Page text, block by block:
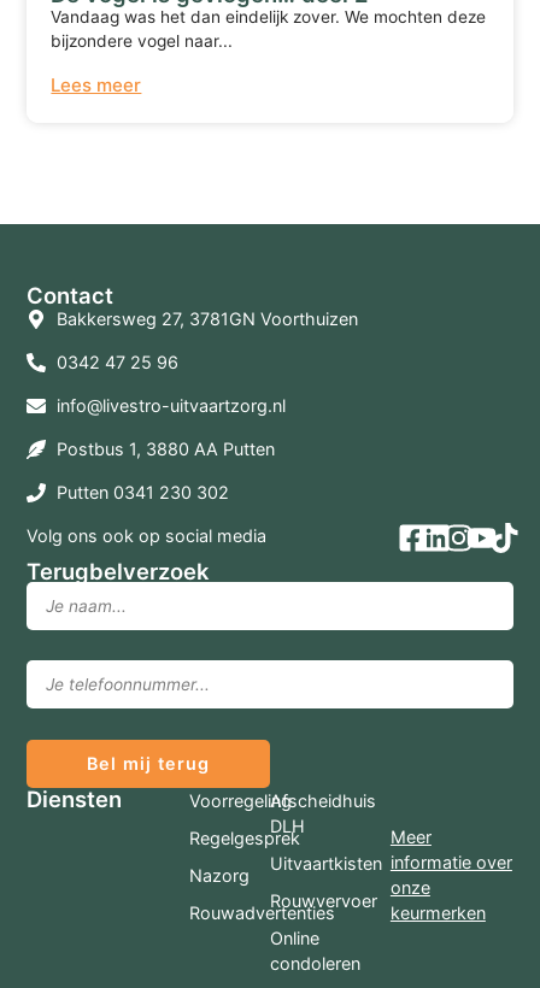
Vandaag was het dan eindelijk zover. We mochten deze
bijzondere vogel naar...
Lees meer
Contact
Bakkersweg 27, 3781GN Voorthuizen
0342 47 25 96
info@livestro-uitvaartzorg.nl
Postbus 1, 3880 AA Putten
Putten 0341 230 302
Volg ons ook op social media
Terugbelverzoek
Bel mij terug
Diensten
Voorregeling
Regelgesprek
Nazorg
Rouwadvertenties
Afscheidhuis
DLH
Uitvaartkisten
Rouwvervoer
Online
condoleren
Meer
informatie over
onze
keurmerken